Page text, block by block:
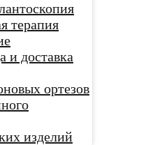
терапия
и доставка
ортезов
изделий